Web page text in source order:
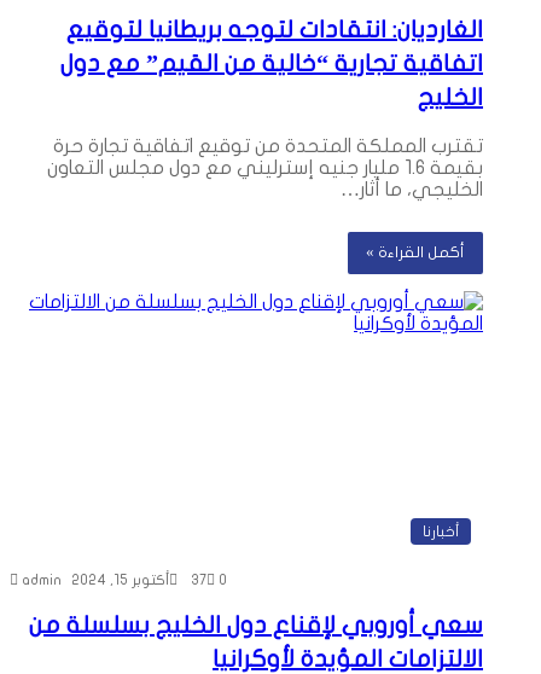
الغارديان: انتقادات لتوجه بريطانيا لتوقيع
اتفاقية تجارية “خالية من القيم” مع دول
الخليج
تقترب المملكة المتحدة من توقيع اتفاقية تجارة حرة
بقيمة 1.6 مليار جنيه إسترليني مع دول مجلس التعاون
الخليجي، ما أثار…
أكمل القراءة »
أخبارنا
admin أكتوبر 15, 2024 37
سعي أوروبي لإقناع دول الخليج بسلسلة من
الالتزامات المؤيدة لأوكرانيا